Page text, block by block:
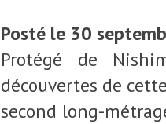
Posté le 30
Protégé de
découvertes de
second long-